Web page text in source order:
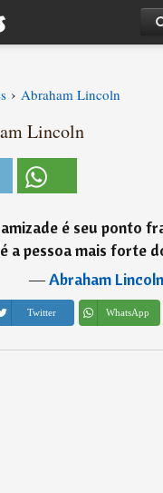
› Abraham Lincoln
Lincoln
amizade é seu ponto
a pessoa mais forte
―Abraham Lincoln
Twitter WhatsApp